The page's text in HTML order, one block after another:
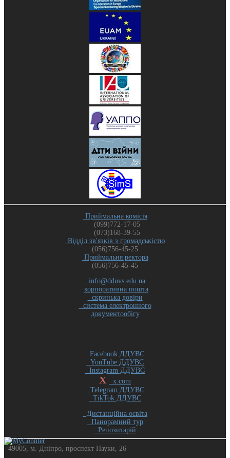
Приймальна комісія
(099)772-17-05
(073)168-39-55
Відділ зв'язків з громадськістю
(056)756-45-25
Приймальня ректора
(056)756-45-45
info@dduvs.edu.ua
корпоративна пошта
скринька довіри
система електронного
документообігу
Facebook ДДУВС
YouTube ДДУВС
Instagram ДДУВС
X
x.com
Telegram ДДУВС
TikTok ДДУВС
Дистанційна освіта
Панорамний тур
Репозитарій
49005, м. Дніпро, проспект Науки, 26